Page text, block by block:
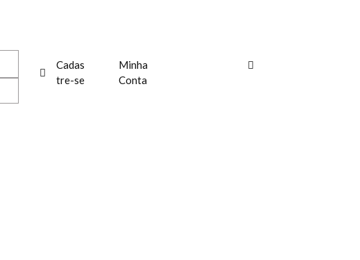
Cadas
tre-se
Minha
Conta